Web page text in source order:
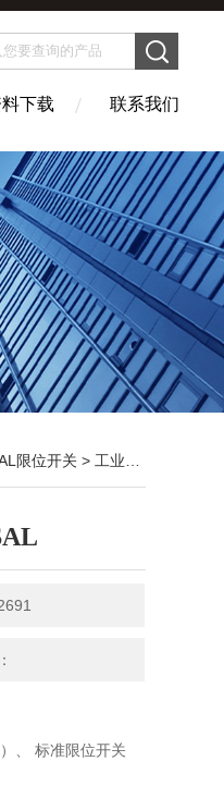
下载 联系我们
限位开关 > 工业开关*施迈赛SCHMERSAL
、 标准限位开关